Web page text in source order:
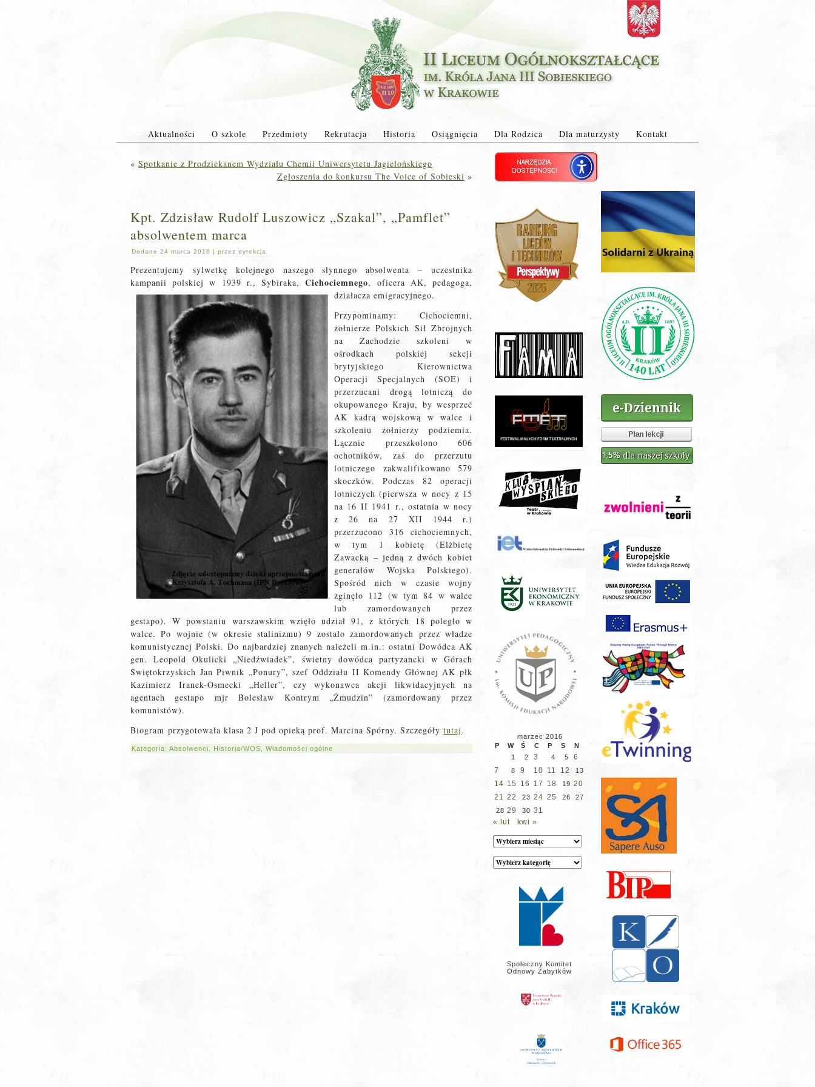
Aktualności O szkole Przedmioty Rekrutacja Historia Osiągnięcia Dla Rodzica Dla maturzysty Kontakt
« Spotkanie z Prodziekanem Wydziału Chemii Uniwersytetu Jagielońskiego
Zgłoszenia do konkursu The Voice of Sobieski »
Kpt. Zdzisław Rudolf Luszowicz „Szakal”, „Pamflet”
absolwentem marca
Dodane 24 marca 2016 | przez dyrekcja
Prezentujemy sylwetkę kolejnego naszego słynnego absolwenta – uczestnika
kampanii polskiej w 1939 r., Sybiraka,Cichociemnego, oficera AK, pedagoga,
działacza emigracyjnego.
Przypominamy: Cichociemni,
żołnierze Polskich Sił Zbrojnych
na Zachodzie szkoleni w
ośrodkach polskiej sekcji
brytyjskiego Kierownictwa
Operacji Specjalnych (SOE) i
przerzucani drogą lotniczą do
okupowanego Kraju, by wesprzeć
AK kadrą wojskową w walce i
szkoleniu żołnierzy podziemia.
Łącznie przeszkolono 606
ochotników, zaś do przerzutu
lotniczego zakwalifikowano 579
skoczków. Podczas 82 operacji
lotniczych (pierwsza w nocy z 15
na 16 II 1941 r., ostatnia w nocy
z 26 na 27 XII 1944 r.)
przerzucono 316 cichociemnych,
w tym 1 kobietę (Elżbietę
Zawacką – jedną z dwóch kobiet
generałów Wojska Polskiego).
Spośród nich w czasie wojny
zginęło 112 (w tym 84 w walce
lub zamordowanych przez
gestapo). W powstaniu warszawskim wzięło udział 91, z których 18 poległo w
walce. Po wojnie (w okresie stalinizmu) 9 zostało zamordowanych przez władze
komunistycznej Polski. Do najbardziej znanych należeli m.in.: ostatni Dowódca AK
gen. Leopold Okulicki „Niedźwiadek”, świetny dowódca partyzancki w Górach
Świętokrzyskich Jan Piwnik „Ponury”, szef Oddziału II Komendy Głównej AK płk
Kazimierz Iranek-Osmecki „Heller”, czy wykonawca akcji likwidacyjnych na
agentach gestapo mjr Bolesław Kontrym „Żmudzin” (zamordowany przez
komunistów).
Biogram przygotowała klasa 2 J pod opieką prof. Marcina Spórny. Szczegóły tutaj.
Kategoria: Absolwenci Historia/WOS Wiadomości ogólne
marzec 2016
P
W Ś C P S
N
1
2 3 4 5
6
7
8 9 10 11 12 13
14 15 16 17 18 19 20
21 22 23 24 25 26
27
28 29 30 31
« lut
kwi »
Archiwum
Kategorie
wpisów
Społeczny Komitet
Odnowy Zabytków